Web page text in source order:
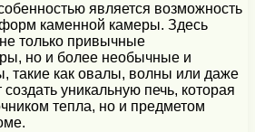
является возможность
каменной камеры. Здесь
только привычные
но и более необычные и
такие как овалы, волны или даже
уникальную печь, которая
тепла, но и предметом